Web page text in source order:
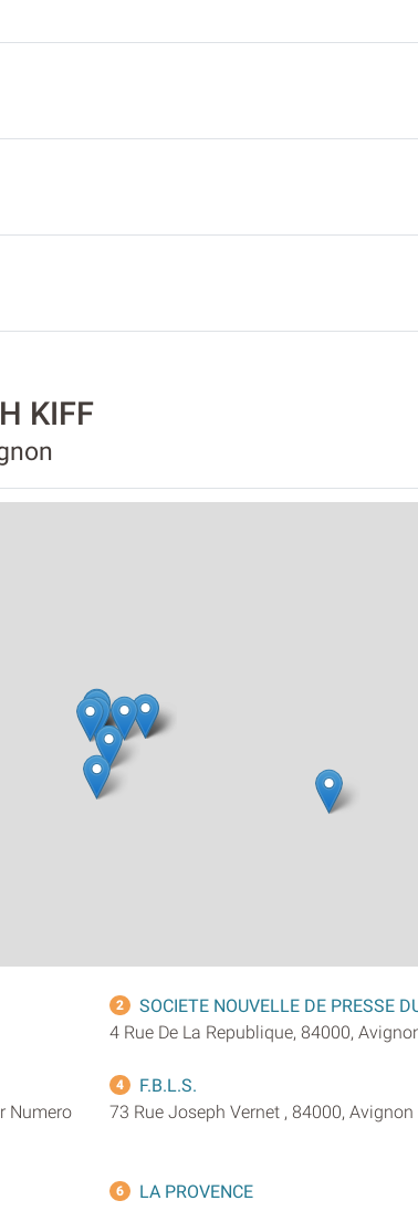
KIFF
2
SOCIETE NOUVELLE DE PRESSE
4 Rue De La Republique, 84000,
Numero
4
F.B.L.S.
73 Rue Joseph Vernet , 84000, Avignon
6
LA PROVENCE